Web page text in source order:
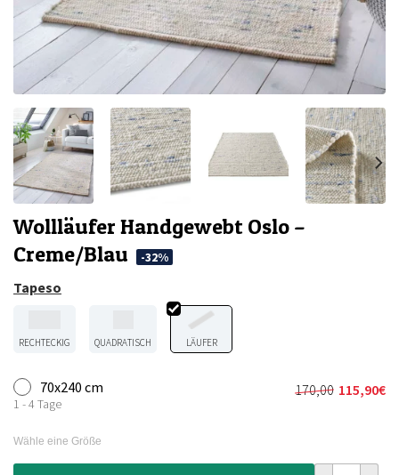
Wollläufer Handgewebt Oslo –
Creme/Blau
-32%
Tapeso
RECHTECKIG QUADRATISCH LÄUFER
70x240 cm
1 - 4 Tage
170,00 115,90€
Aktueller
Wähle eine Größe